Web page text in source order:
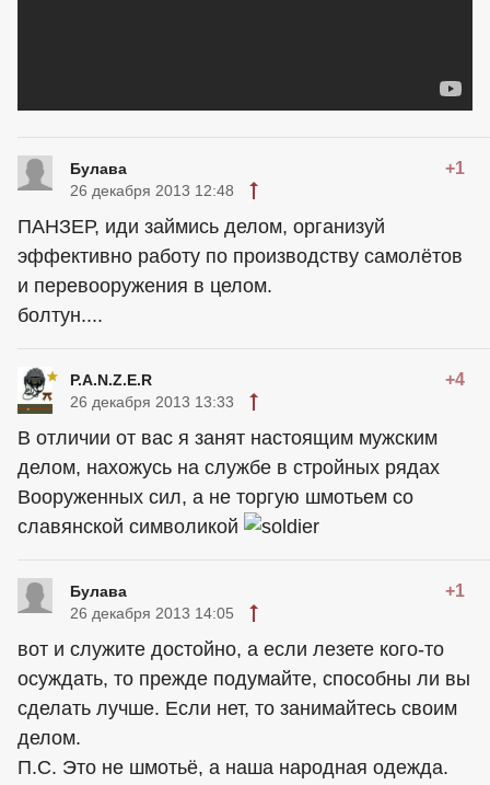
Булава +1
26 декабря 2013 12:48
ПАНЗЕР, иди займись делом, организуй
эффективно работу по производству самолётов
и перевооружения в целом.
болтун....
P.A.N.Z.E.R +4
26 декабря 2013 13:33
В отличии от вас я занят настоящим мужским
делом, нахожусь на службе в стройных рядах
Вооруженных сил, а не торгую шмотьем со
славянской символикой
Булава +1
26 декабря 2013 14:05
вот и служите достойно, а если лезете кого-то
осуждать, то прежде подумайте, способны ли вы
сделать лучше. Если нет, то занимайтесь своим
делом.
П.С. Это не шмотьё, а наша народная одежда.